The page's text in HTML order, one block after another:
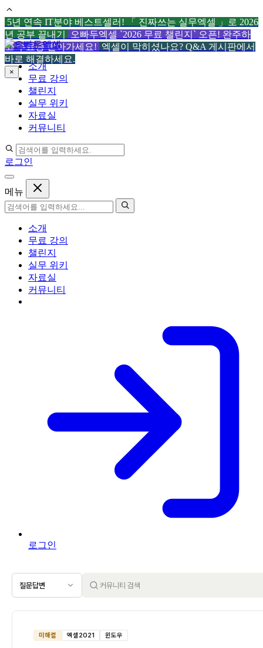
5년 연속 IT분야 베스트셀러! 「 진짜쓰는 실무엑셀 」로 2026
년 공부 끝내기
오빠두엑셀 `2026 무료 챌린지` 오픈! 완주하
고 수료증 받아가세요! 엑셀이 막히셨나요? Q&A 게시판에서
바로 해결하세요.
×
컨
텐
츠
로
소개
무료 강의
챌린지
실무 위키
자료실
커뮤니티
로그인
메뉴
소개
무료 강의
챌린지
실무 위키
자료실
커뮤니티
로그인
질문답변
미해결 엑셀2021 윈도우